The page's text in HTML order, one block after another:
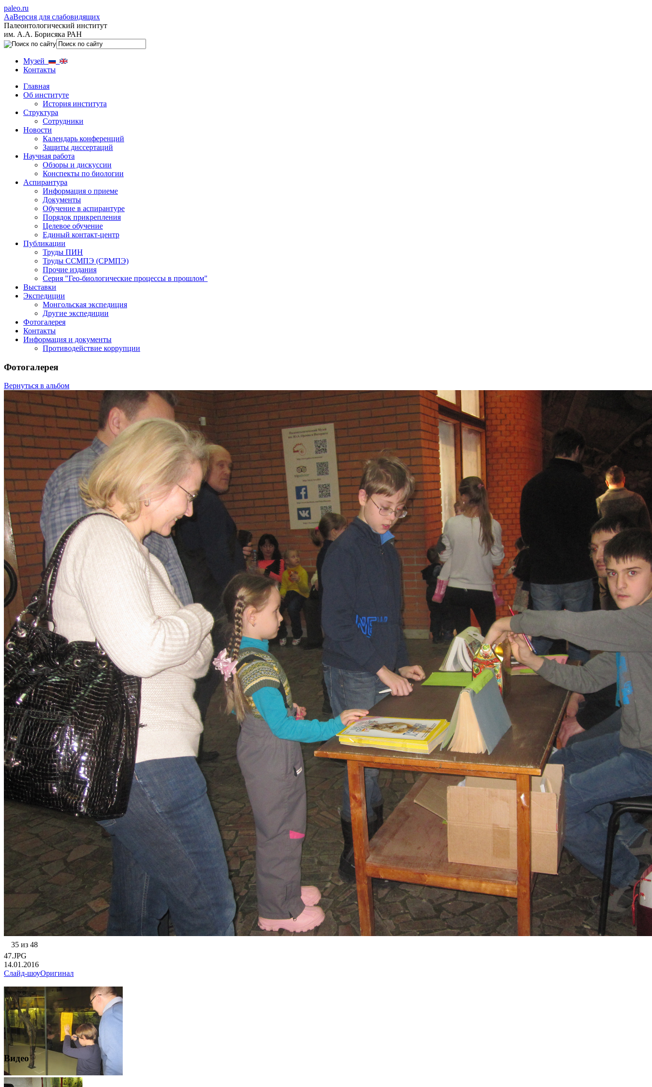
paleo.ru
AaВерсия для слабовидящих
Палеонтологический институт
им. А.А. Борисяка РАН
Музей
Контакты
Главная
Об институте
История института
Структура
Сотрудники
Новости
Календарь конференций
Защиты диссертаций
Научная работа
Обзоры и дискуссии
Конспекты по биологии
Аспирантура
Информация о приеме
Документы
Обучение в аспирантуре
Порядок прикрепления
Целевое обучение
Единый контакт-центр
Публикации
Труды ПИН
Труды ССМПЭ (СРМПЭ)
Прочие издания
Серия "Гео-биологические процессы в прошлом"
Выставки
Экспедиции
Монгольская экспедиция
Другие экспедиции
Фотогалерея
Контакты
Информация и документы
Противодействие коррупции
Фотогалерея
Вернуться в альбом
35 из 48
47.JPG
14.01.2016
Слайд-шоуОригинал
Видео